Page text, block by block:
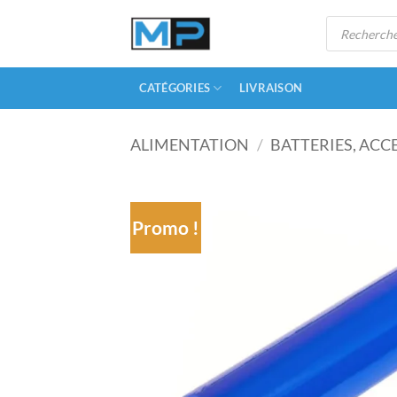
CATÉGORIES LIVRAISON
ALIMENTATION / BATTERIES,
Promo !